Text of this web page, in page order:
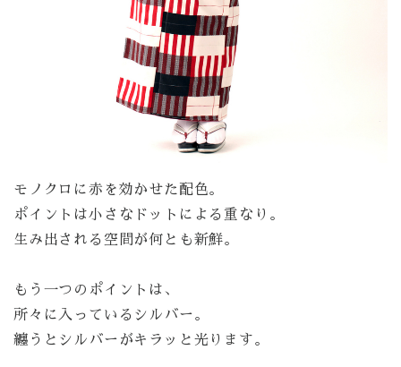
モノクロに赤を効かせた配色。
ポイントは小さなドットによる重なり。
生み出される空間が何とも新鮮。
もう一つのポイントは、
所々に入っているシルバー。
纏うとシルバーがキラッと光ります。